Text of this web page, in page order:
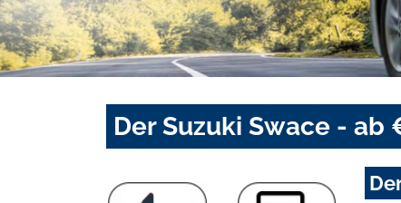
Der Suzuki Swace - ab